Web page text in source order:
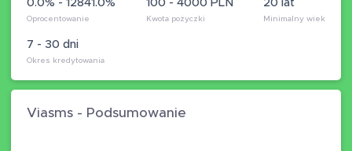
0.0% - 12841.0%
Oprocentowanie
100 - 4000 PLN
Kwota pożyczki
7 - 30 dni
Okres kredytowania
20 lat
Minimalny wiek
Viasms - Podsumowanie